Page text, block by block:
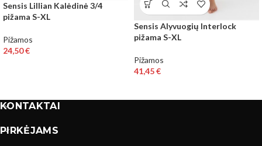
Sensis Lillian Kalėdinė 3/4
pižama S-XL
Pižamos
24,50€
Sensis Alyvuogių Interlock
pižama S-XL
Pižamos
41,45€
KONTAKTAI
PIRKĖJAMS